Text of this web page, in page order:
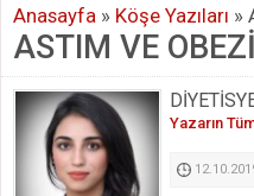
Hak-İş
HDP İL
CEYHAN
Hainler
BÖLGEMİZ
Anasayfa » Köşe Yazıları »
ASTIM VE
Yazarın